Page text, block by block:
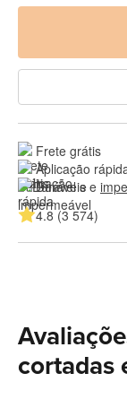
Frete grátis
Aplicação
Duráveis e
4.8 (3 574)
cortadas